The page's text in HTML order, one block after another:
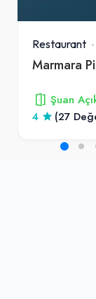
Restaurant
Marmara
Şuan
4
(27